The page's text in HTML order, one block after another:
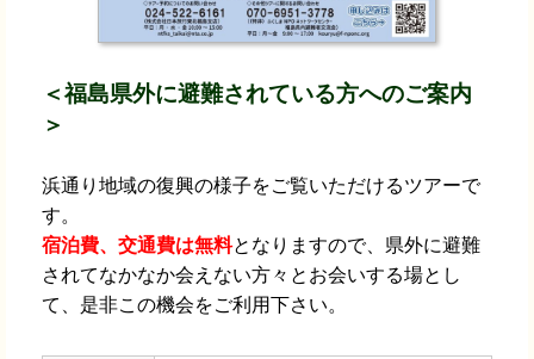
＜福島県外に避難されている方へのご案内
＞
浜通り地域の復興の様子をご覧いただけるツアーで
す。
宿泊費、交通費は無料となりますので、県外に避難
されてなかなか会えない方々とお会いする場とし
て、是非この機会をご利用下さい。